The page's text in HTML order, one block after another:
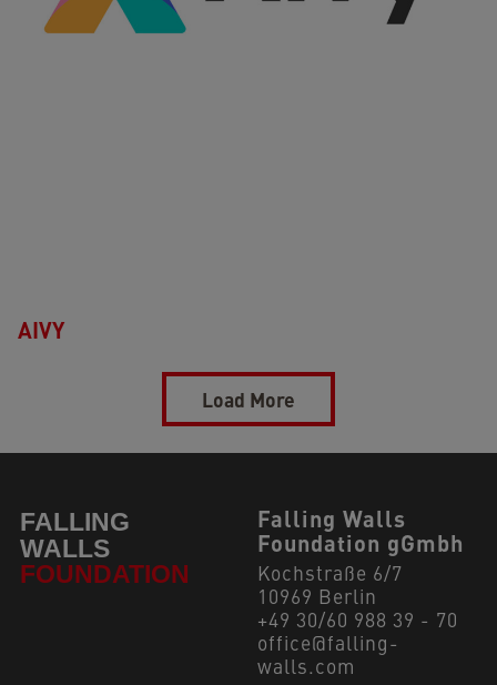
AIVY
Load More
Falling Walls
Foundation gGmbh
Kochstraße 6/7
10969 Berlin
+49 30/60 988 39 - 70
office@falling-
walls.com